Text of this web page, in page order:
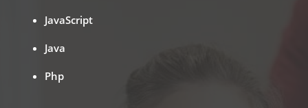
JavaScript
Java
Php